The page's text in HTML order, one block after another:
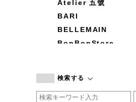
Atelier 五號
BARI
BELLEMAIN
BonBonStore
by basics
CATWORTH
検索する